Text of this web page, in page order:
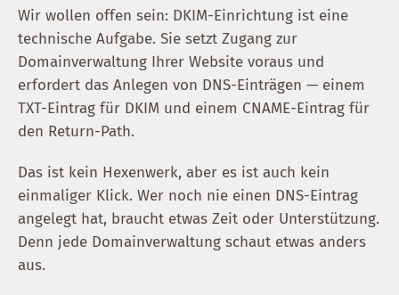
Wir wollen offen sein: DKIM-Einrichtung ist eine
technische Aufgabe. Sie setzt Zugang zur
Domainverwaltung Ihrer Website voraus und
erfordert das Anlegen von DNS-Einträgen — einem
TXT-Eintrag für DKIM und einem CNAME-Eintrag für
den Return-Path.
Das ist kein Hexenwerk, aber es ist auch kein
einmaliger Klick. Wer noch nie einen DNS-Eintrag
angelegt hat, braucht etwas Zeit oder Unterstützung.
Denn jede Domainverwaltung schaut etwas anders
aus.